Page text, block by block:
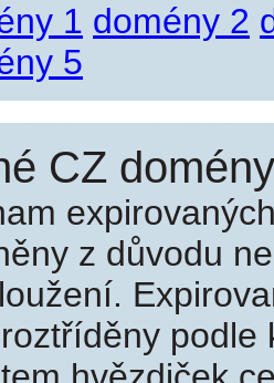
1 domény 2
5
CZ
z důvodu
podle